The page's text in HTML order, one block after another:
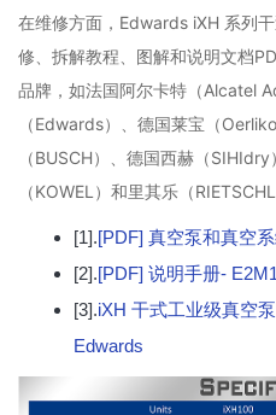
在维修方面，Edwards iXH 系列
修、拆解教程、图解和说明文档
品牌，如法国阿尔卡特（Alcatel
（Edwards）、德国莱宝（
（BUSCH）、德国西赫（
（KOWEL）和里其乐（
[1].[PDF] 真空泵和真空
[2].[PDF] 说明手册-
[3].iXH 干式工业级真空
Edwards